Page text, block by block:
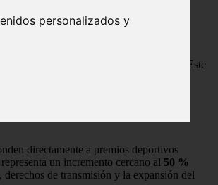
personalizados y
destinado a premiar a los participantes. Este
A continuación, desglosamos cuánto
directamente a premios deportivos
un incremento cercano al 50 %
de transmisión y la expansión del